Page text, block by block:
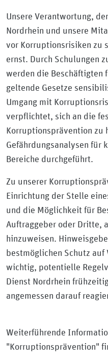
Unsere Verantwortung,
Nordrhein und unsere
vor Korruptionsrisiken zu
ernst. Durch Schulungen
werden die Beschäftigten
geltende Gesetze
Umgang mit
verpflichtet, sich an die
Korruptionsprävention zu
Gefährdungsanalysen für
Bereiche durchgeführt.
Zu unserer
Einrichtung der Stelle
und die Möglichkeit für
Auftraggeber oder Dritte,
hinzuweisen.
bestmöglichen Schutz
wichtig, potentielle
Dienst Nordrhein
angemessen darauf
Weiterführende
"Korruptionsprävention"